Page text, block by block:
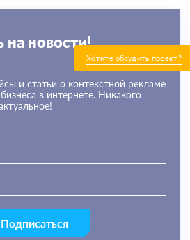
Хотите обсудить проект?
новости!
и статьи о контекстной рекламе
в интернете. Никакого
Подписаться